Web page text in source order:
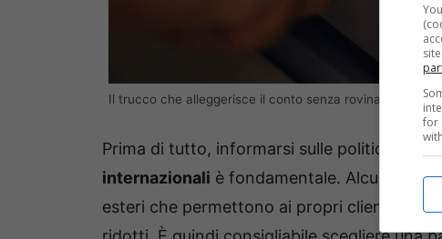
Il trucco che alleggerisce il conto senza rovinare la
Prima di tutto, informarsi sulle politiche
internazionali è fondamentale. Alcune
esteri che permettono ai propri clienti di
for